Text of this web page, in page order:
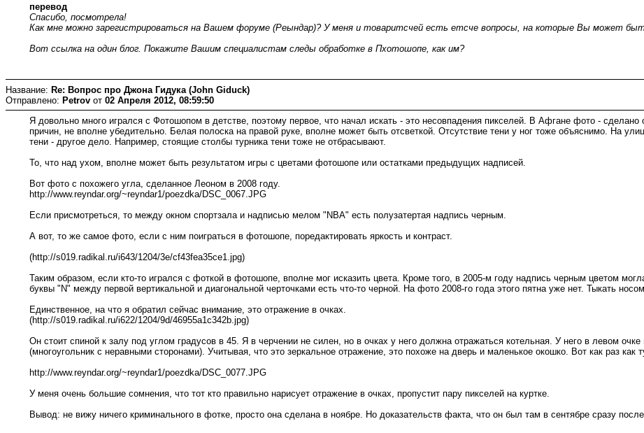
перевод
Спасибо, посмотрела!
Как мне можно зарегистрироваться на Вашем форуме (Реындар)? У меня и товаритсчей есть етсче вопросы, на которые Вы может
Вот ссылка на один блог. Покажите Вашим специалистам следы обработке в Пхотошопе, как им?
Название: Re: Вопрос про Джона Гидука (John Giduck)
Отправлено: Petrov от 02 Апреля 2012, 08:59:50
Я довольно много игрался с Фотошопом в детстве, поэтому первое, что начал искать - это несовпадения пикселей. В Афгане фото -
причин, не вполне убедительно. Белая полоска на правой руке, вполне может быть отсветкой. Отсутствие тени у ног тоже объяснимо. На
тени - другое дело. Например, стоящие столбы турника тени тоже не отбрасывают.
То, что над ухом, вполне может быть результатом игры с цветами фотошопе или остатками предыдущих надписей.
Вот фото с похожего угла, сделанное Леоном в 2008 году.
http://www.reyndar.org/~reyndar1/poezdka/DSC_0067.JPG
Если присмотреться, то между окном спортзала и надписью мелом "NBA" есть полузатертая надпись черным.
А вот, то же самое фото, если с ним поиграться в фотошопе, поредактировать яркость и контраст.
(http://s019.radikal.ru/i643/1204/3e/cf43fea35ce1.jpg)
Таким образом, если кто-то игрался с фоткой в фотошопе, вполне мог исказить цвета. Кроме того, в 2005-м году надпись черным цветом
буквы "N" между первой вертикальной и диагональной черточками есть что-то черной. На фото 2008-го года этого пятна уже нет. Тыкать
Единственное, на что я обратил сейчас внимание, это отражение в очках.
(http://s019.radikal.ru/i622/1204/9d/46955a1c342b.jpg)
Он стоит спиной к залу под углом градусов в 45. Я в черчении не силен, но в очках у него должна отражаться котельная. У него в левом
(многоугольник с неравными сторонами). Учитывая, что это зеркальное отражение, это похоже на дверь и маленькое окошко. Вот как раз как
http://www.reyndar.org/~reyndar1/poezdka/DSC_0077.JPG
У меня очень большие сомнения, что тот кто правильно нарисует отражение в очках, пропустит пару пикселей на куртке.
Вывод: не вижу ничего криминального в фотке, просто она сделана в ноябре. Но доказательств факта, что он был там в сентябре сразу